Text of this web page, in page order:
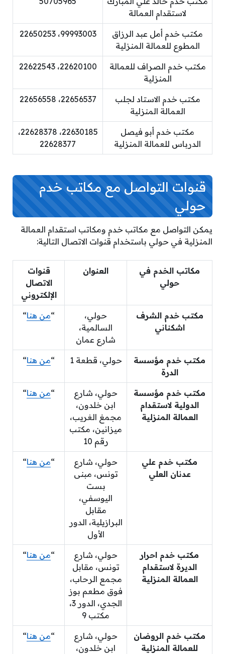
لاستقدام العمالة
مكتب خدم أمل عبد الرزاق
المطوع للعمالة المنزلية
99993003، 22650253
مكتب خدم الصراف للعمالة
المنزلية
22620100، 22622543
مكتب خدم الاستاد لجلب
العمالة المنزلية
22656537، 22656558
مكتب خدم أبو فيصل
الدرباس للعمالة المنزلية
22630185، 22628378،
22628377
قنوات التواصل مع مكاتب خدم
حولي
يمكن التواصل مع مكاتب خدم ومكاتب استقدام العمالة
المنزلية في حولي باستخدام قنوات الاتصال التالية:
مكاتب الخدم في
حولي
العنوان
قنوات
الاتصال
الإلكتروني
مكتب خدم الشرف
اشكناني
حولي،
السالمية،
شارع عمان
“من هنا“
مكتب خدم مؤسسة
الدرة
حولي، قطعة 1 “من هنا“
مكتب خدم مؤسسة
الدولية لاستقدام
العمالة المنزلية
حولي، شارع
ابن خلدون،
مجمغ الغريب،
ميزانين، مكتب
رقم 10
“من هنا“
مكتب خدم علي
عدنان العلي
حولي، شارع
تونس، مبنى
بست
اليوسفي،
مقابل
البرازيلية، الدور
الأول
“من هنا“
مكتب خدم احرار
الديرة لاستقدام
العمالة المنزلية
حولي، شارع
تونس، مقابل
مجمع الرحاب،
فوق مطعم بوز
الجدي، الدور 3،
مكتب 9
“من هنا“
مكتب خدم الروضان
للعمالة المنزلية
حولي، شارع
ابن خلدون،
“من هنا“